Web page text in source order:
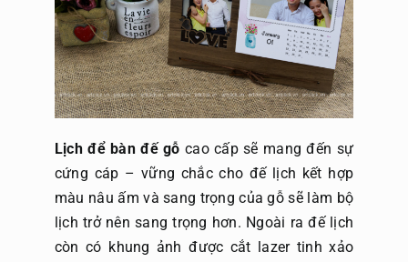
Lịch để bàn đế gỗ cao cấp sẽ mang đến sự
cứng cáp – vững chắc cho đế lịch kết hợp
màu nâu ấm và sang trọng của gỗ sẽ làm bộ
lịch trở nên sang trọng hơn. Ngoài ra đế lịch
còn có khung ảnh được cắt lazer tinh xảo